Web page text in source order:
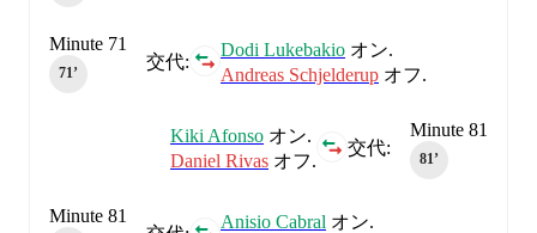
交代:
Dodi Lukebakio オン.
Andreas Schjelderup オフ.
Minute 71
71‎’‎
Minute 81
81‎’‎
交代:
Kiki Afonso オン.
Daniel Rivas オフ.
Anisio Cabral オン.
Minute 81